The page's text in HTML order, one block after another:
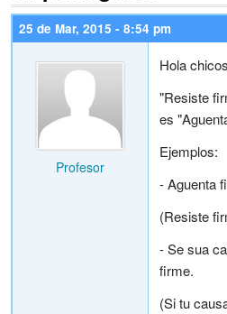
25 de Mar, 2015 - 8:54 pm
Profesor
Hola chicos
"Resiste
es
Ejemplos:
- Aguenta
(Resiste
- Se sua
firme.
(Si tu